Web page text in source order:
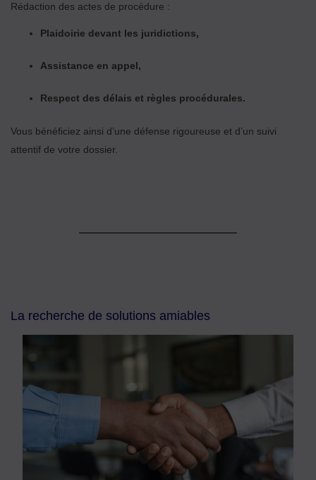
Rédaction des actes de procédure :
Plaidoirie devant les juridictions,
Assistance en appel,
Respect des délais et règles procédurales.
Vous bénéficiez ainsi d’une défense rigoureuse et d’un suivi
attentif de votre dossier.
La recherche de solutions amiables